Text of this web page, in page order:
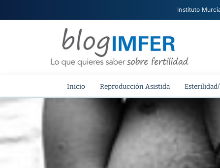
Instituto
Inicio Reproducción Asistida